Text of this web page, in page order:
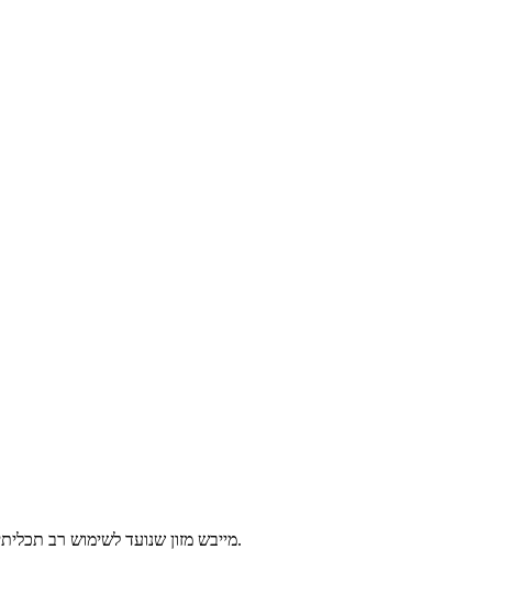
מייבש מזון שנועד לשימוש רב תכליתי ומיוצר במיוחד לשימוש יום-יומי להכנת חטיפי פירות וירקות מיובשים נפלאים, להכנת חטיפים מלוחים, כתוספת פיקנטית לסלטים ולפיצות ולכל דבר.